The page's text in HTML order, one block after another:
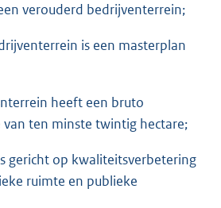
verouderd bedrijventerrein;
is een masterplan
heeft een bruto
ten minste twintig hectare;
gericht op kwaliteitsverbetering
ruimte en publieke